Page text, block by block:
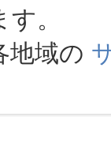
。
域の